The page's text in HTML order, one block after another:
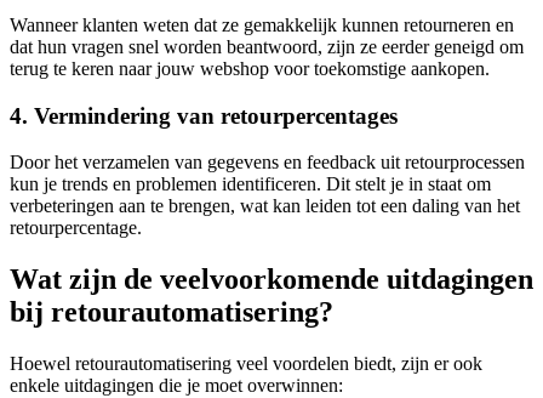
Wanneer klanten weten dat ze gemakkelijk kunnen retourneren en
dat hun vragen snel worden beantwoord, zijn ze eerder geneigd om
terug te keren naar jouw webshop voor toekomstige aankopen.
4. Vermindering van retourpercentages
Door het verzamelen van gegevens en feedback uit retourprocessen
kun je trends en problemen identificeren. Dit stelt je in staat om
verbeteringen aan te brengen, wat kan leiden tot een daling van het
retourpercentage.
Wat zijn de veelvoorkomende uitdagingen
bij retourautomatisering?
Hoewel retourautomatisering veel voordelen biedt, zijn er ook
enkele uitdagingen die je moet overwinnen: